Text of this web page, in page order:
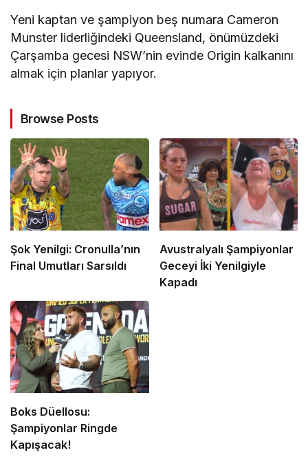
Yeni kaptan ve şampiyon beş numara Cameron
Munster liderliğindeki Queensland, önümüzdeki
Çarşamba gecesi NSW’nin evinde Origin kalkanını
almak için planlar yapıyor.
Browse Posts
Şok Yenilgi: Cronulla’nın
Final Umutları Sarsıldı
Avustralyalı Şampiyonlar
Geceyi İki Yenilgiyle
Kapadı
Boks Düellosu:
Şampiyonlar Ringde
Kapışacak!